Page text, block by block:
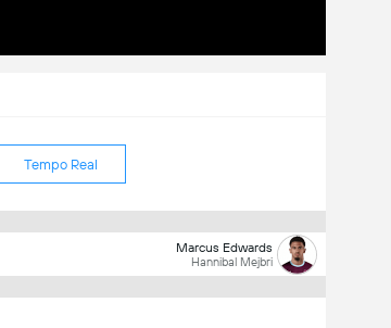
Tempo Real
Marcus Edwards
Hannibal Mejbri